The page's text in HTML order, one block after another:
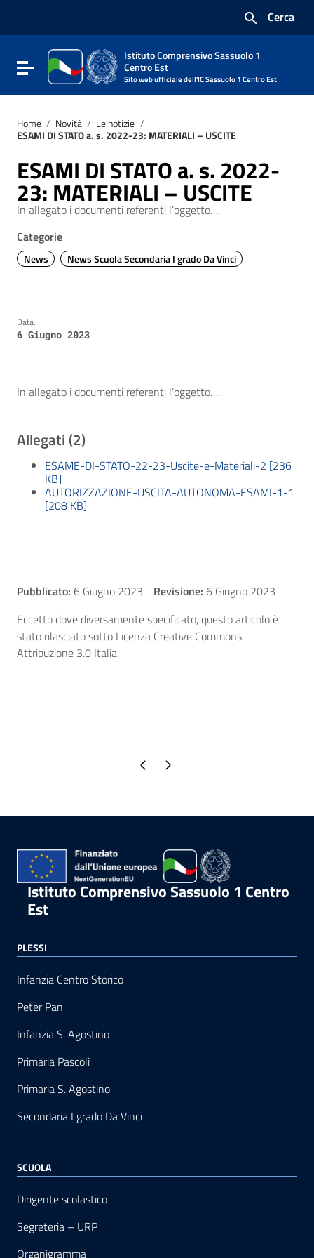
Vai al footer
Cerca
Attiva / disattiva la navigazione
Istituto Comprensivo Sassuolo 1
Centro Est
Sito web ufficiale dell'IC Sassuolo 1 Centro Est
Home / Novità / Le notizie /
ESAMI DI STATO a. s. 2022-23: MATERIALI – USCITE
ESAMI DI STATO a. s. 2022-
23: MATERIALI – USCITE
In allegato i documenti referenti l’oggetto….
Categorie
News News Scuola Secondaria I grado Da Vinci
Data:
6 Giugno 2023
In allegato i documenti referenti l’oggetto…..
Allegati (2)
ESAME-DI-STATO-22-23-Uscite-e-Materiali-2 [236
KB]
AUTORIZZAZIONE-USCITA-AUTONOMA-ESAMI-1-1
[208 KB]
Pubblicato: 6 Giugno 2023 - Revisione: 6 Giugno 2023
Eccetto dove diversamente specificato, questo articolo è
stato rilasciato sotto Licenza Creative Commons
Attribuzione 3.0 Italia.
Pagina precedente
Pagina successiva
Istituto Comprensivo Sassuolo 1 Centro
Est
PLESSI
Infanzia Centro Storico
Peter Pan
Infanzia S. Agostino
Primaria Pascoli
Primaria S. Agostino
Secondaria I grado Da Vinci
SCUOLA
Dirigente scolastico
Segreteria – URP
Organigramma